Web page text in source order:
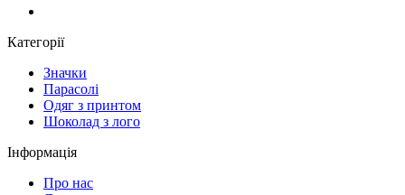
Категорії
Значки
Парасолі
Одяг з принтом
Шоколад з лого
Інформація
Про нас